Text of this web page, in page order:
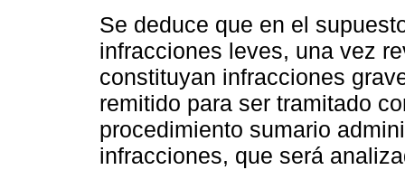
Se deduce que en el
infracciones leves, una vez
constituyan infracciones
remitido para ser tramitado
procedimiento sumario
infracciones, que será